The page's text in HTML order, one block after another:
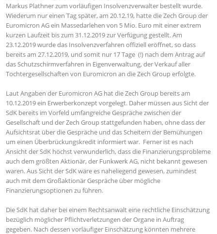
Markus Plathner zum vorläufigen Insolvenzverwalter bestellt wurde.
Wiederum nur einen Tag später, am 20.12.19, hatte die Zech Group der
Euromicron AG ein Massedarlehen von 5 Mio. Euro mit einer extrem
kurzen Laufzeit bis zum 31.12.2019 zur Verfügung gestellt. Am
23.12.2019 wurde das Insolvenzverfahren offiziell eröffnet, so dass
bereits am 27.12.2019, und somit nur 17 Tage (!) nach dem Antrag auf
das Schutzschirmverfahren in Eigenverwaltung, der Verkauf aller
Tochtergesellschaften von Euromicron an die Zech Group erfolgte.
Laut Angaben der Euromicron AG hat die Zech Group bereits am
10.12.2019 ein Erwerberkonzept vorgelegt. Daher müssen aus Sicht der
SdK bereits im Vorfeld umfangreiche Gespräche zwischen der
Gesellschaft und der Zech Group stattgefunden haben, ohne dass der
Aufsichtsrat über die Gespräche und das Scheitern der Bemühungen
um einen Überbrückungskredit informiert war. Ferner ist es nach
Ansicht der SdK höchst verwunderlich, dass die Finanzierungsprobleme
auch dem größten Aktionär, der Funkwerk AG, nicht bekannt gewesen
waren. Aus Sicht der SdK wäre es naheliegend gewesen, zumindest
auch mit dem Großaktionär Gespräche über mögliche
Finanzierungsoptionen zu führen.
Die SdK hat daher bei einem Rechtsanwalt eine rechtliche Einschätzung
bezüglich möglicher Pflichtverletzungen der Organe in Auftrag
gegeben. Nach dessen vorläufiger Einschätzung könnten mehrere